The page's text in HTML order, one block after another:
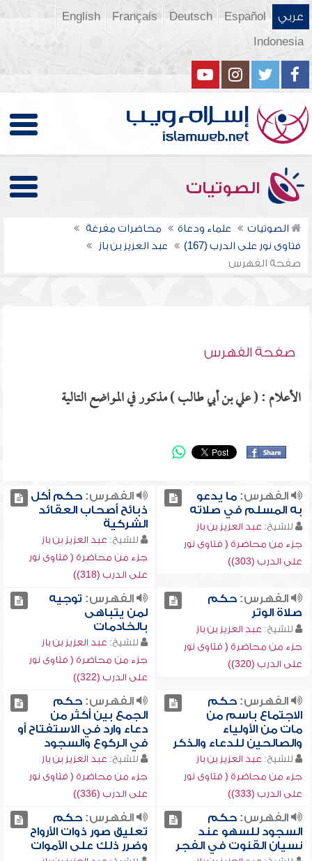
عربي Español
Deutsch
Français
English
Indonesia
الصوتيات
الصوتيات علماء ودعاة
محاضرات مفرغة
فتاوى نور على الدرب (167)
عبد العزيز بن باز
صفحة الفهرس
صفحة الفهرس
الأعلام : ( علي بن أبي طالب ) مذكور في المواضع التالية
الفهرس:ما يدعو
به المسلم في صلاته
للشيخ: عبد العزيز بن باز
جزء من محاضرة ( فتاوى نور
على الدرب (303))
الفهرس:حكم أكل
ذبائح أصحاب العقائد
الشركية
للشيخ: عبد العزيز بن باز
جزء من محاضرة ( فتاوى نور
على الدرب (318))
الفهرس:حكم
صلاة الوتر
للشيخ: عبد العزيز بن باز
جزء من محاضرة ( فتاوى نور
على الدرب (320))
الفهرس: توجيه
لمن يتباهى
بالخادمات
للشيخ: عبد العزيز بن باز
جزء من محاضرة ( فتاوى نور
على الدرب (322))
الفهرس:حكم
الاجتماع باسم من
مات من الأولياء
والصالحين للدعاء والذكر
للشيخ: عبد العزيز بن باز
جزء من محاضرة ( فتاوى نور
على الدرب (333))
الفهرس:حكم
الجمع بين أكثر من
دعاء وارد في الاستفتاح أو
في الركوع والسجود
للشيخ: عبد العزيز بن باز
جزء من محاضرة ( فتاوى نور
على الدرب (336))
الفهرس:حكم
السجود للسهو عند
نسيان القنوت في الفجر
الفهرس:حكم
تعليق صور ذوات الأرواح
وضرر ذلك على الأموات